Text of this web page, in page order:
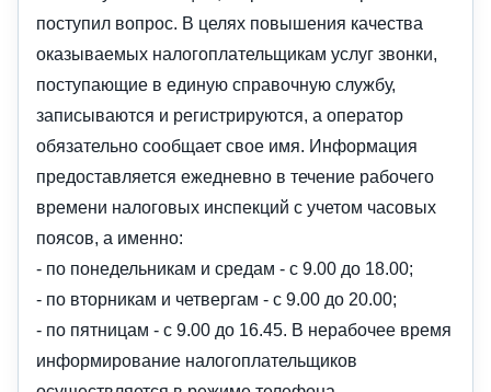
поступил вопрос. В целях повышения качества
оказываемых налогоплательщикам услуг звонки,
поступающие в единую справочную службу,
записываются и регистрируются, а оператор
обязательно сообщает свое имя. Информация
предоставляется ежедневно в течение рабочего
времени налоговых инспекций с учетом часовых
поясов, а именно:
- по понедельникам и средам - с 9.00 до 18.00;
- по вторникам и четвергам - с 9.00 до 20.00;
- по пятницам - с 9.00 до 16.45. В нерабочее время
информирование налогоплательщиков